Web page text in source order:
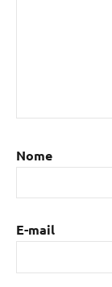
Nome
E-mail